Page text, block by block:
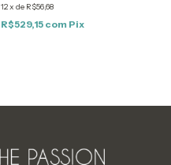
12x de R$56,68
R$529,15 com Pix